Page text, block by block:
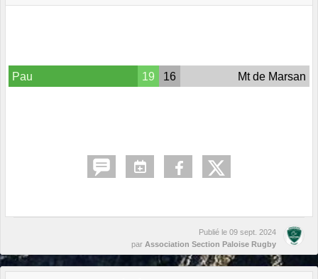
Pau 19 16 Mt de Marsan
Publié le 09 sept. 2024
par Association Section Paloise Rugby